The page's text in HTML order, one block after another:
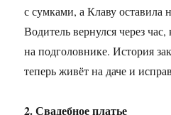
с сумками, а Клаву оставила
Водитель вернулся через
на подголовнике. История
теперь живёт на даче и
2. Свадебное платье